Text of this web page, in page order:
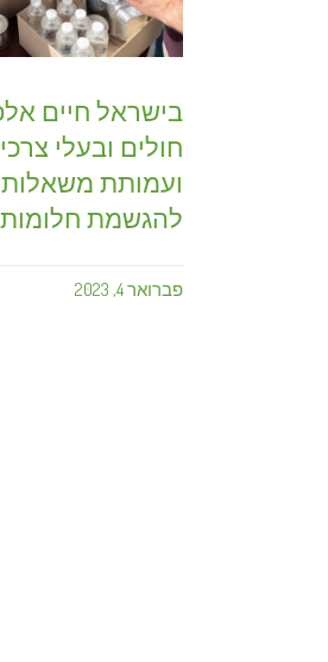
בישראל חיים
חולים ובעלי
ועמותת
להגשמת
פברואר 4, 2023